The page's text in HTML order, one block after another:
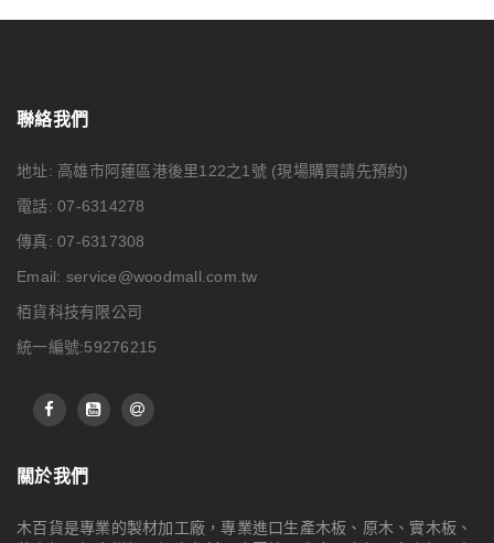
聯絡我們
地址: 高雄市阿蓮區港後里122之1號 (現場購買請先預約)
電話: 07-6314278
傳真: 07-6317308
Email: service@woodmall.com.tw
栢貨科技有限公司
統一編號:59276215
關於我們
木百貨是專業的製材加工廠，專業進口生產木板、原木、實木板、